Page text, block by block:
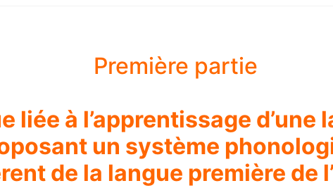
Première partie
liée à l’apprentissage d’une
un système
de la langue première de